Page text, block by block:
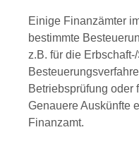
Einige Finanzämter
bestimmte
z.B. für die
Betriebsprüfung oder
Genauere Auskünfte
Finanzamt.